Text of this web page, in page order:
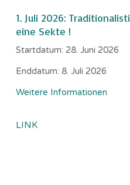
1. Juli 2026:
eine Sekte !
Startdatum: 28. Juni 2026
Enddatum: 8. Juli 2026
Weitere Informationen
LINK